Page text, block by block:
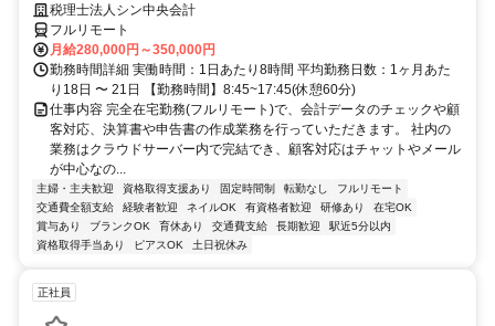
税理士法人シン中央会計
フルリモート
月給280,000円～350,000円
勤務時間詳細 実働時間：1日あたり8時間 平均勤務日数：1ヶ月あた
り18日 〜 21日 【勤務時間】8:45~17:45(休憩60分)
仕事内容 完全在宅勤務(フルリモート)で、会計データのチェックや顧
客対応、決算書や申告書の作成業務を行っていただきます。 社内の
業務はクラウドサーバー内で完結でき、顧客対応はチャットやメール
が中心なの...
主婦・主夫歓迎 資格取得支援あり 固定時間制 転勤なし
フルリモート
交通費全額支給
経験者歓迎 ネイルOK 有資格者歓迎 研修あり
在宅OK
賞与あり
ブランクOK 育休あり 交通費支給 長期歓迎
駅近5分以内
資格取得手当あり
ピアスOK 土日祝休み
正社員